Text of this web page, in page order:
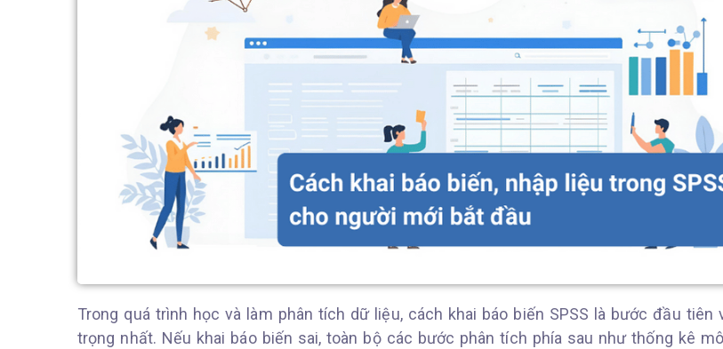
Trong quá trình học và làm phân tích dữ liệu, cách khai báo biến SPSS là bước đầu tiên
trọng nhất. Nếu khai báo biến sai, toàn bộ các bước phân tích phía sau như thống kê